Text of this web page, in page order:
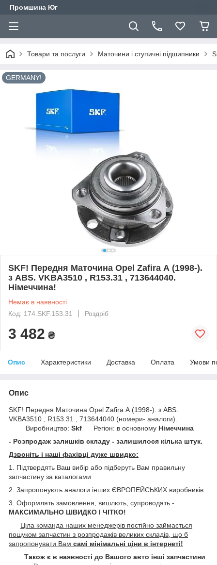
Промшина Юг
Товари та послуги Маточини і ступичні підшипники
GERMANY!
SKF! Передня Маточина Opel Zafira A (1998-).
з ABS. VKBA3510 , R153.31 , 713644040.
Німеччина!
Немає в наявності
Код: 174.SKF.153.31
Роздріб
3 482 ₴
Опис Характеристики Доставка Оплата Умови
Опис
SKF! Передня Маточина Opel Zafira A (1998-). з ABS.
VKBA3510 , R153.31 , 713644040 (номери- аналоги).
Виробництво: SkfРегіон: в основному Німеччина
- Розпродаж залишків складу - залишилося кілька штук.
Дзвоніть і наші фахівці дуже швидко:
1. Підтвердять Ваш вибір або підберуть Вам правильну
запчастину за каталогами
2. Запропонують аналоги інших ЄВРОПЕЙСЬКИХ виробників
3. Оформлять замовлення, вишлють, супроводять -
МАКСИМАЛЬНО ШВИДКО І ЧІТКО!
Ціла команда наших менеджерів постійно займається
пошуком запчастин з розпродажів великих складів, що б
запропонувати Вам самі мінімальні ціни в інтернеті!
Також є в наявності до Вашого авто інші запчастини